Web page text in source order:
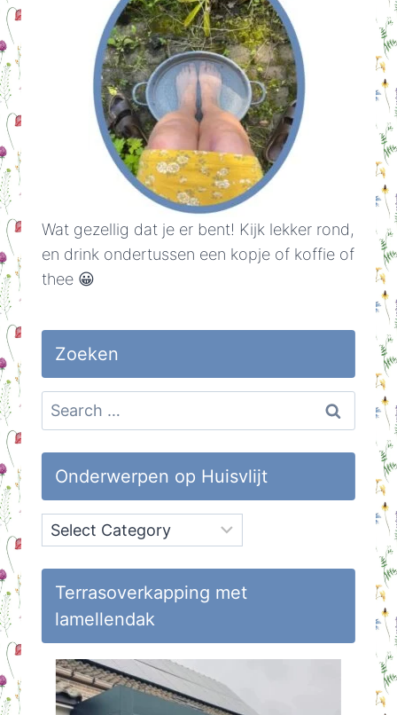
Wat gezellig dat je er bent! Kijk lekker rond,
en drink ondertussen een kopje of koffie of
thee 😀
Zoeken
Search
for:
Onderwerpen op Huisvlijt
Onderwerpen
op
Huisvlijt
Terrasoverkapping met
lamellendak